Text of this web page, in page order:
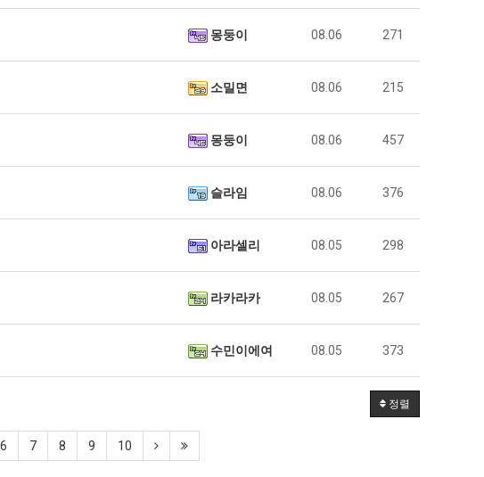
몽둥이 08.06 271
소밀면 08.06 215
몽둥이 08.06 457
슬라임 08.06 376
아라셀리 08.05 298
라카라카 08.05 267
수민이에여 08.05 373
정렬
6 7 8 9 10